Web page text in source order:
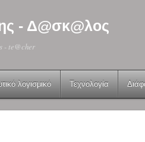
- Δ@σκ@λος
- te@cher
λογισμικό Τεχνολογία